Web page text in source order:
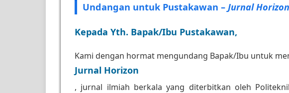
Undangan untuk Pustakawan – Jurnal Horizon
Kepada Yth. Bapak/Ibu Pustakawan,
Kami dengan hormat mengundang Bapak/Ibu untuk
Jurnal Horizon
, jurnal ilmiah berkala yang diterbitkan oleh